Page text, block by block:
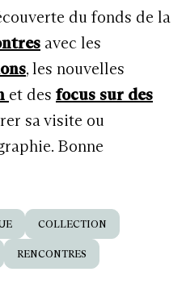
du fonds de la
avec les
, les nouvelles
et des focus sur des
sa visite ou
Bonne
COLLECTION
RENCONTRES